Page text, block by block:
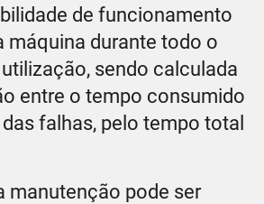
de funcionamento
máquina durante todo o
sendo calculada
entre o tempo consumido
falhas, pelo tempo total
manutenção pode ser